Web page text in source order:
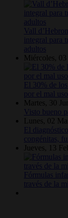
Vall
integral para
adultos
Miércoles,
El 30% de
por el mal
Martes, 30
Visto bueno
Lunes, 02
El
congénitas,
Jueves, 13
Fórmulas
través de la